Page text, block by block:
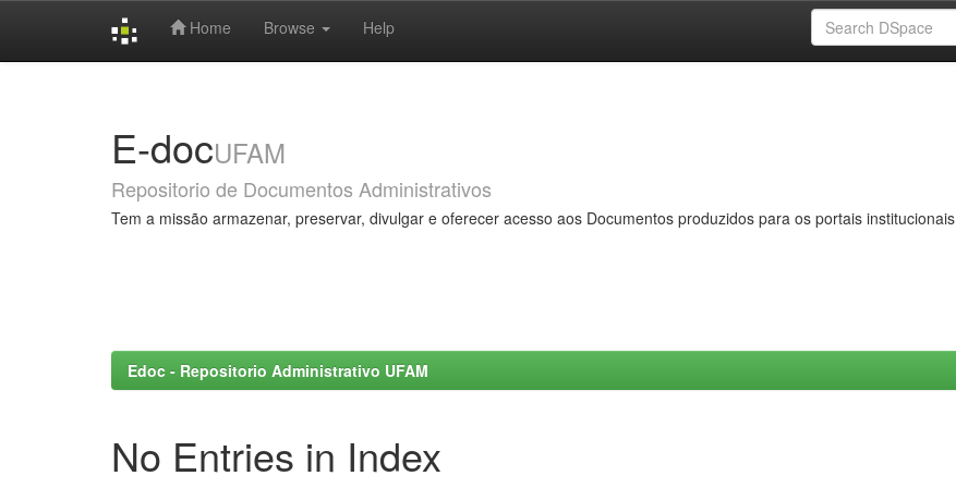
Home Browse Help
E-docUFAM
Repositorio de Documentos Administrativos
Tem a missão armazenar, preservar, divulgar e oferecer acesso aos Documentos produzidos para os portais institucionais
Edoc - Repositorio Administrativo UFAM
No Entries in Index